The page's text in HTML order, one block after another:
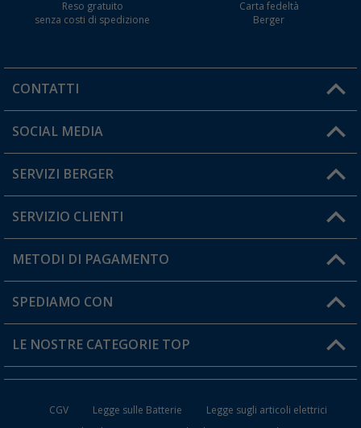
Reso gratuito
senza costi di spedizione
Carta fedeltà
Berger
CONTATTI
Orari di apertura del servizio:
Hai una domanda?
SOCIAL MEDIA
SERVIZI BERGER
Diventare rivenditori
Il mio Account
Carta fedeltà Berger
SERVIZIO CLIENTI
Informazioni sulla spedizione
Resi
FAQ e Contatti
METODI DI PAGAMENTO
SPEDIAMO CON
LE NOSTRE CATEGORIE TOP
WC da Campeggio
CGV Legge sulle Batterie
Legge sugli articoli elettrici